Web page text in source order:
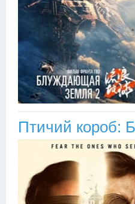
Птичий короб: